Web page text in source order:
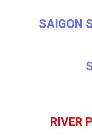
SAIGON
RIVER